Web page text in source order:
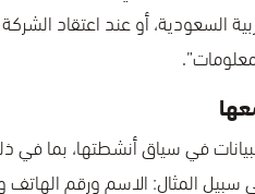
السعودية، أو عند اعتقاد
في سياق أنشطتها، بما في